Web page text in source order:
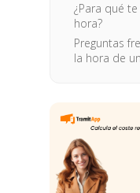
¿Para qué
hora?
Preguntas
la hora de